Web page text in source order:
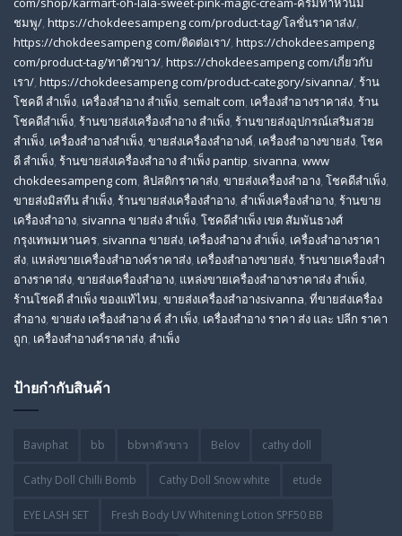
ชมพู/, https://chokdeesampeng com/product-tag/โลชั่นราคาส่ง/,
https://chokdeesampeng com/ติดต่อเรา/, https://chokdeesampeng
com/product-tag/ทาตัวขาว/, https://chokdeesampeng com/เกี่ยวกับ
เรา/, https://chokdeesampeng com/product-category/sivanna/, ร้าน
โชคดี สําเพ็ง, เครื่องสำอาง สำเพ็ง, semalt com, เครื่องสำอางราคาส่ง, ร้าน
โชคดีสำเพ็ง, ร้านขายส่งเครื่องสําอาง สําเพ็ง, ร้านขายส่งอุปกรณ์เสริมสวย
สําเพ็ง, เครื่องสำอางสำเพ็ง, ขายส่งเครื่องสำอางค์, เครื่องสำอางขายส่ง, โชค
ดี สําเพ็ง, ร้านขายส่งเครื่องสําอาง สําเพ็ง pantip, sivanna, www
chokdeesampeng com, ลิปสติกราคาส่ง, ขายส่งเครื่องสำอาง, โชคดีสำเพ็ง,
ขายส่งมิสทีน สําเพ็ง, ร้านขายส่งเครื่องสำอาง, สําเพ็งเครื่องสําอาง, ร้านขาย
เครื่องสำอาง, sivanna ขายส่ง สําเพ็ง, โชคดีสำเพ็ง เขต สัมพันธวงศ์
กรุงเทพมหานคร, sivanna ขายส่ง, เครื่องสําอาง สําเพ็ง, เครื่องสําอางราคา
ส่ง, แหล่งขายเครื่องสําอางค์ราคาส่ง, เครื่องสําอางขายส่ง, ร้านขายเครื่องสํา
อางราคาส่ง, ขายส่งเครื่องสําอาง, แหล่งขายเครื่องสําอางราคาส่ง สําเพ็ง,
ร้านโชคดี สําเพ็ง ของแท้ไหม, ขายส่งเครื่องสําอางsivanna, ที่ขายส่งเครื่อง
สําอาง, ขายส่ง เครื่องสำอาง ค์ สำ เพ็ง, เครื่องสำอาง ราคา ส่ง และ ปลีก ราคา
ถูก, เครื่องสำอางค์ราคาส่ง, สำเพ็ง
ป้ายกำกับสินค้า
Baviphat bb bbทาตัวขาว Belov cathy doll
Cathy Doll Chilli Bomb Cathy Doll Snow white etude
EYE LASH SET Fresh Body UV Whitening Lotion SPF50 BB